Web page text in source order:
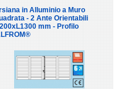
in Alluminio a Muro
- 2 Ante Orientabili
mm - Profilo